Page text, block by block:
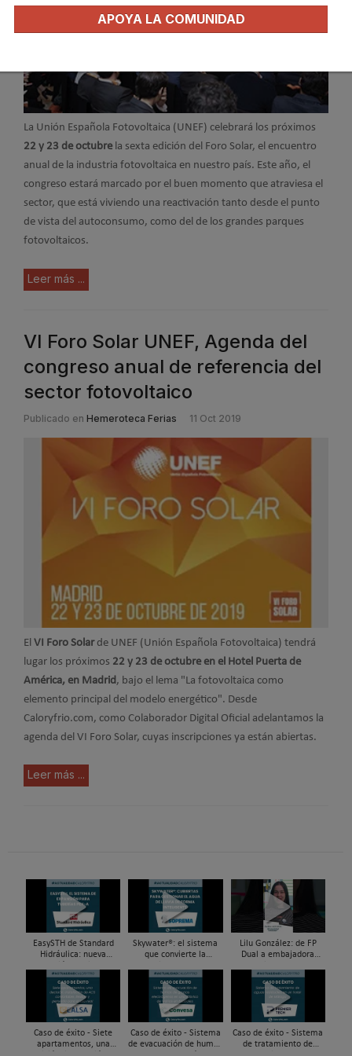
La Unión Española Fotovoltaica (UNEF) celebrará los próximos
22 y 23 de octubrela sexta edición del Foro Solar, el encuentro
anual de la industria fotovoltaica en nuestro país. Este año, el
congreso estará marcado por el buen momento que atraviesa el
sector, que está viviendo una reactivación tanto desde el punto
de vista del autoconsumo, como del de los grandes parques
fotovoltaicos.
Leer más ...
VI Foro Solar UNEF, Agenda del
congreso anual de referencia del
sector fotovoltaico
Publicado en Hemeroteca Ferias 11 Oct 2019
El VI Foro Solarde UNEF (Unión Española Fotovoltaica) tendrá
lugar los próximos 22 y 23 de octubre en el Hotel Puerta de
América, en Madrid , bajo el lema "La fotovoltaica como
elemento principal del modelo energético". Desde
Caloryfrio.com, como Colaborador Digital Oficial adelantamos la
agenda del VI Foro Solar, cuyas inscripciones ya están abiertas.
Leer más ...
EasySTH de Standard
Hidráulica: nueva
de expansión para
tuberías PEX
Skywater®: el sistema
que convierte la
infraestructura activa de
gestión del agua...
Lilu González: de FP
Dual a embajadora
| Mecatrónica Industrial
Caso de éxito - Siete
apartamentos, una
Caso de éxito - Sistema
de evacuación de humos
Caso de éxito - Sistema
de tratamiento de
APOYA LA COMUNIDAD